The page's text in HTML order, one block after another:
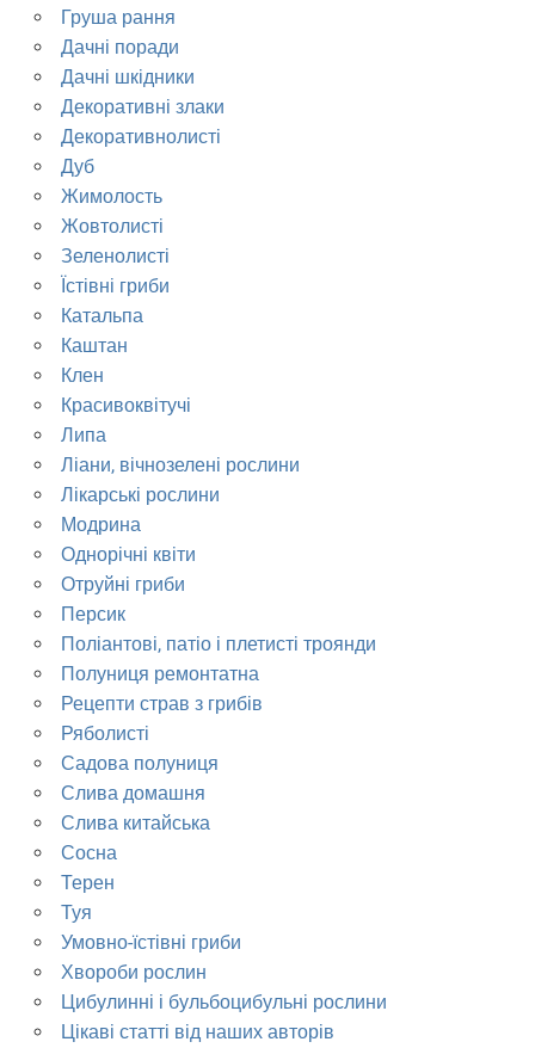
Груша рання
Дачні поради
Дачні шкідники
Декоративні злаки
Декоративнолисті
Дуб
Жимолость
Жовтолисті
Зеленолисті
Їстівні гриби
Катальпа
Каштан
Клен
Красивоквітучі
Липа
Ліани, вічнозелені рослини
Лікарські рослини
Модрина
Однорічні квіти
Отруйні гриби
Персик
Поліантові, патіо і плетисті троянди
Полуниця ремонтатна
Рецепти страв з грибів
Ряболисті
Садова полуниця
Слива домашня
Слива китайська
Сосна
Терен
Туя
Умовно-їстівні гриби
Хвороби рослин
Цибулинні і бульбоцибульні рослини
Цікаві статті від наших авторів